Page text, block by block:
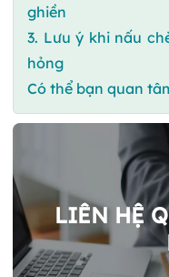
ghiền
3. Lưu ý khi nấu
hỏng
Có thể bạn quan
LIÊN HỆ